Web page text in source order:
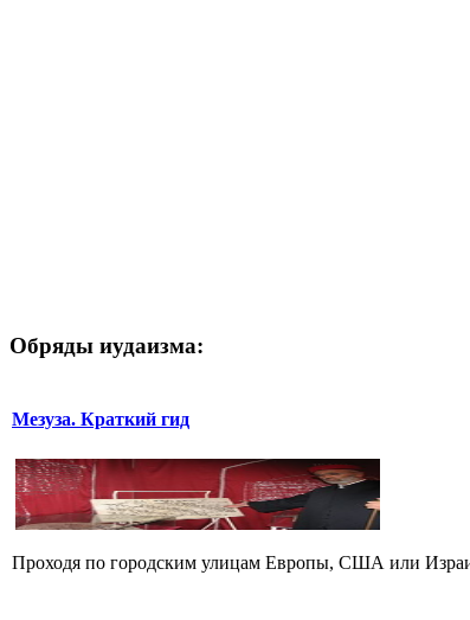
Обряды иудаизма:
Мезуза. Краткий гид
Проходя по городским улицам Европы, США или